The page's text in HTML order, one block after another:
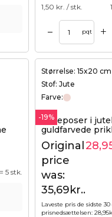
1,50 kr. / stk.
– pqt +
5 stk.
Størrelse: 15x20 cm
Stof: Jute
Farve:
-19%
Gaveposer i
guldfarvede
elegant
Original
price
was:
35,69kr..
Laveste pris de sidste
prisnedsættelsen: 28,95